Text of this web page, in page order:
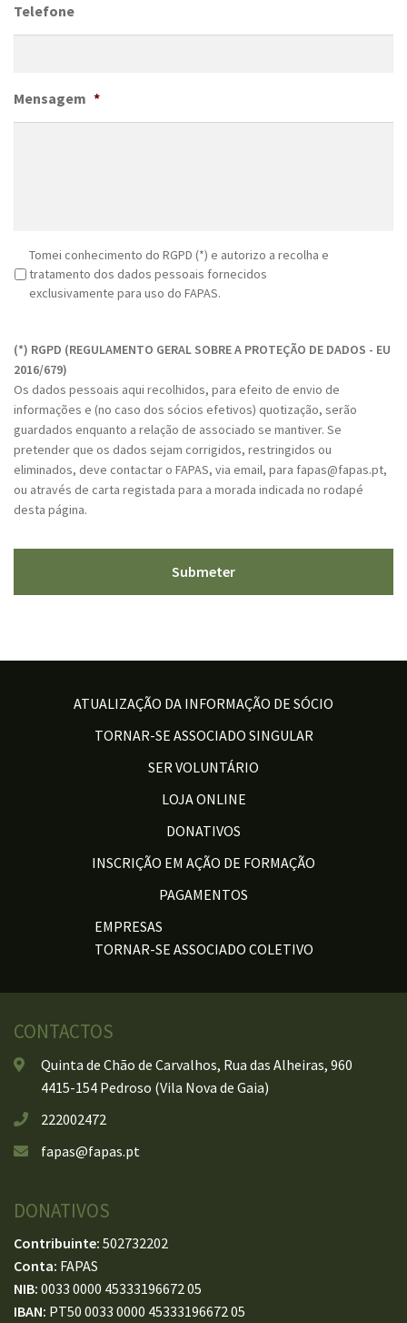
Telefone
Mensagem *
G
Tomei conhecimento do RGPD (*) e autorizo a recolha e
tratamento dos dados pessoais fornecidos
exclusivamente para uso do FAPAS.
A
P
C
H
A
(*) RGPD (REGULAMENTO GERAL SOBRE A PROTEÇÃO DE DADOS - EU
2016/679)
Os dados pessoais aqui recolhidos, para efeito de envio de
informações e (no caso dos sócios efetivos) quotização, serão
guardados enquanto a relação de associado se mantiver. Se
pretender que os dados sejam corrigidos, restringidos ou
eliminados, deve contactar o FAPAS, via email, para fapas@fapas.pt,
ou através de carta registada para a morada indicada no rodapé
desta página.
ATUALIZAÇÃO DA INFORMAÇÃO DE SÓCIO
TORNAR-SE ASSOCIADO SINGULAR
SER VOLUNTÁRIO
LOJA ONLINE
DONATIVOS
INSCRIÇÃO EM AÇÃO DE FORMAÇÃO
PAGAMENTOS
EMPRESAS
TORNAR-SE ASSOCIADO COLETIVO
CONTACTOS
Quinta de Chão de Carvalhos, Rua das Alheiras, 960
4415-154 Pedroso (Vila Nova de Gaia)
222002472
fapas@fapas.pt
DONATIVOS
Contribuinte: 502732202
Conta: FAPAS
NIB: 0033 0000 45333196672 05
IBAN: PT50 0033 0000 45333196672 05